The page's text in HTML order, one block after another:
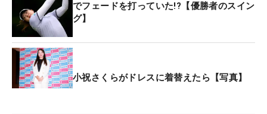
でフェードを打っていた!?【優勝者のスイン
グ】
小祝さくらがドレスに着替えたら【写真】